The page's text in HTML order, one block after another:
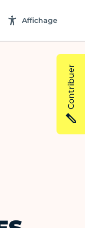
Affichage
Contribuer